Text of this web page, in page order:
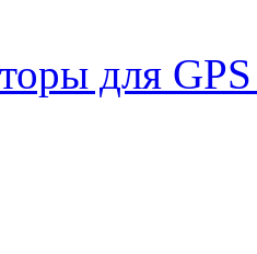
для GPS